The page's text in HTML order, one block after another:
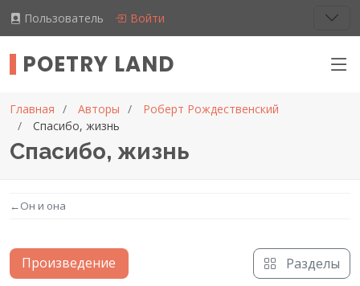
Пользователь Войти
POETRY LAND
Главная Авторы
Роберт Рождественский
Спасибо, жизнь
Спасибо, жизнь
←Он и она
Произведение Разделы